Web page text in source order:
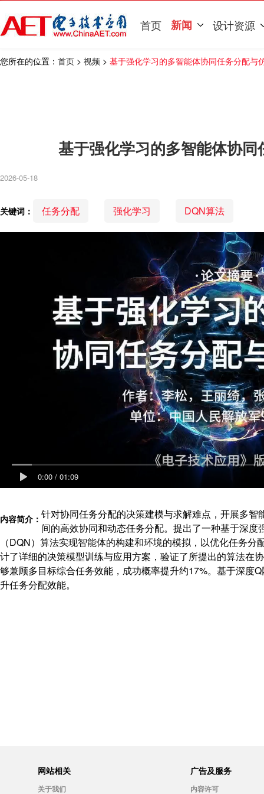
首页 新闻 设计资源
您所在的位置： 首页 > 视频 > 基于强化学习的多智能体协同任务分配与
基于强化学习的多智能体协
2026-05-18
关键词： 任务分配 强化学习 DQN算法
0:00 / 01:09
内容简介： 针对协同任务分配的决策建模与求解难点，开展多
间的高效协同和动态任务分配。提出了一种基于深
（DQN）算法实现智能体的构建和环境的模拟，以优化任务
计了详细的决策模型训练与应用方案，验证了所提出的算法在
够兼顾多目标综合任务效能，成功概率提升约17%。基于深度
升任务分配效能。
网站相关
关于我们
广告及服务
内容许可